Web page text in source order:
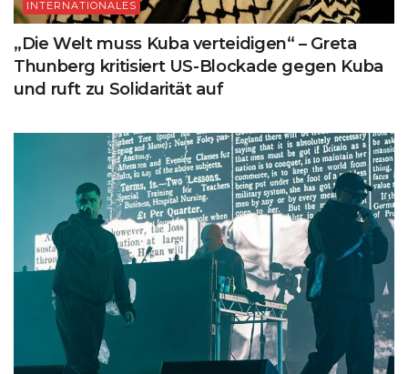
INTERNATIONALES
„Die Welt muss Kuba verteidigen“ – Greta
Thunberg kritisiert US-Blockade gegen Kuba
und ruft zu Solidarität auf